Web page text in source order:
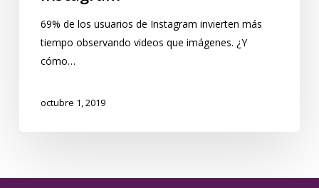
69% de los usuarios de Instagram invierten más
tiempo observando videos que imágenes. ¿Y
cómo…
octubre 1, 2019